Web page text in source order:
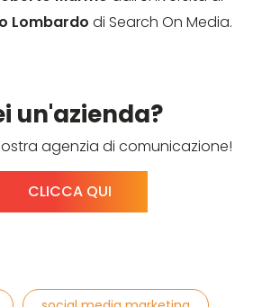
Lombardo di Search On Media.
un'azienda?
agenzia di comunicazione!
CLICCA QUI